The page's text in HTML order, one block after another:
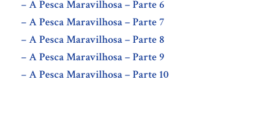
– A Pesca Maravilhosa – Parte 6
– A Pesca Maravilhosa – Parte 7
– A Pesca Maravilhosa – Parte 8
– A Pesca Maravilhosa – Parte 9
– A Pesca Maravilhosa – Parte 10